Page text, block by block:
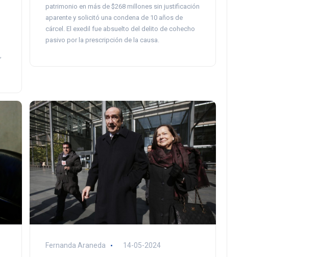
patrimonio en más de $268 millones sin justificación
aparente y solicitó una condena de 10 años de
cárcel. El exedil fue absuelto del delito de cohecho
pasivo por la prescripción de la causa.
Fernanda Araneda 14-05-2024